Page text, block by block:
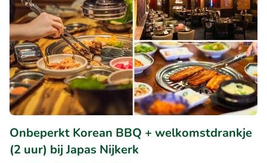
Onbeperkt Korean BBQ + welkomstdrankje
(2 uur) bij Japas Nijkerk